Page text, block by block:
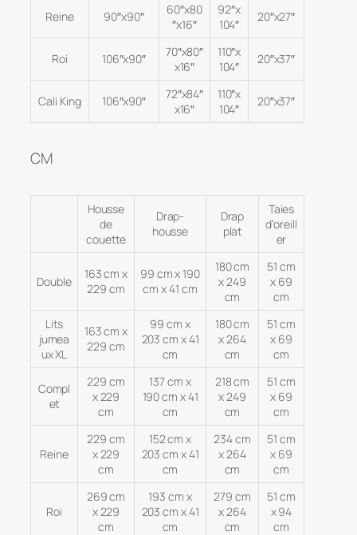
Reine 90″x90″
60″x80
″x16″
92″x
104″
20″x27″
Roi 106″x90″
70″x80″
x16″
110″x
104″
20″x37″
Cali King 106″x90″
72″x84″
x16″
110″x
104″
20″x37″
CM
Housse
de
couette
Drap-
housse
Drap
plat
Taies
d'oreill
er
Double
163 cm x
229 cm
99 cm x 190
cm x 41 cm
180 cm
x 249
cm
51 cm
x 69
cm
Lits
jumea
ux XL
163 cm x
229 cm
99 cm x
203 cm x 41
cm
180 cm
x 264
cm
51 cm
x 69
cm
Compl
et
229 cm
x 229
cm
137 cm x
190 cm x 41
cm
218 cm
x 249
cm
51 cm
x 69
cm
Reine
229 cm
x 229
cm
152 cm x
203 cm x 41
cm
234 cm
x 264
cm
51 cm
x 69
cm
Roi
269 cm
x 229
cm
193 cm x
203 cm x 41
cm
279 cm
x 264
cm
51 cm
x 94
cm